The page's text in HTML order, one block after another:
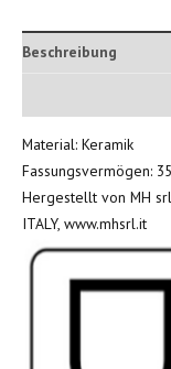
Beschreibung
Material: Keramik
Fassungsvermögen:
Hergestellt von MH srl,
ITALY, www.mhsrl.it